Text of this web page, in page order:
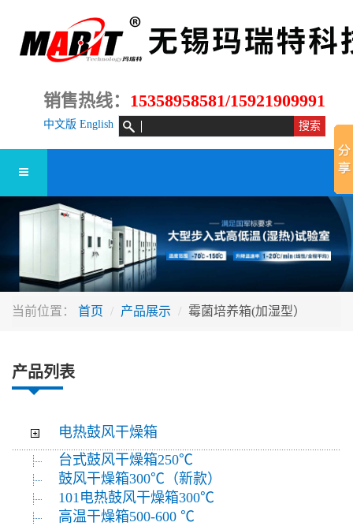
销售热线： 15358958581/15921909991
中文版 English
当前位置： 首页 产品展示 霉菌培养箱(加湿型）
产品列表
电热鼓风干燥箱
台式鼓风干燥箱250℃
鼓风干燥箱300℃（新款）
101电热鼓风干燥箱300℃
高温干燥箱500-600 ℃